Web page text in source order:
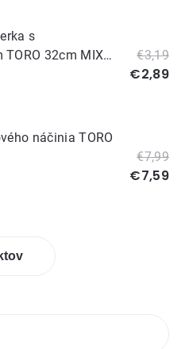
s
32cm MIX
€3,19
€2,89
náčinia TORO
€7,99
€7,59